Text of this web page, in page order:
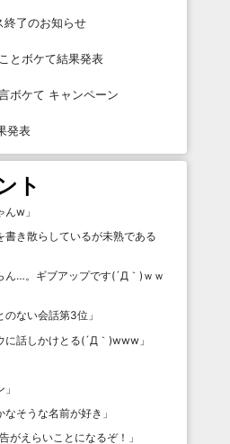
了のお知らせ
とボケて結果発表
ボケて キャンペーン
発表
ト
んw 」
書き散らしているが未熟である
ん…。ギブアップです(´Д｀)ｗｗ
のない会話第3位 」
に話しかけとる(´Д｀)www 」
」
なそうな名前が好き 」
がえらいことになるぞ！ 」